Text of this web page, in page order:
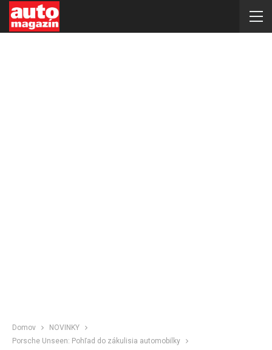
Domov
NOVINKY
Porsche Unseen: Pohľad do zákulisia automobilky